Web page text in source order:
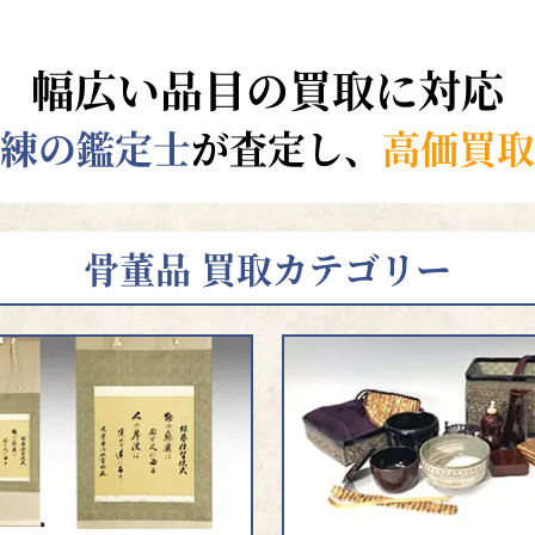
幅広い品目の買取に対応
の鑑定士が査定し、 高価買
骨董品 買取カテゴリー